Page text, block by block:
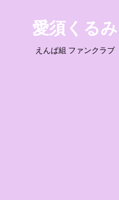
愛須くるみ
えんぱ組 ファンクラブ